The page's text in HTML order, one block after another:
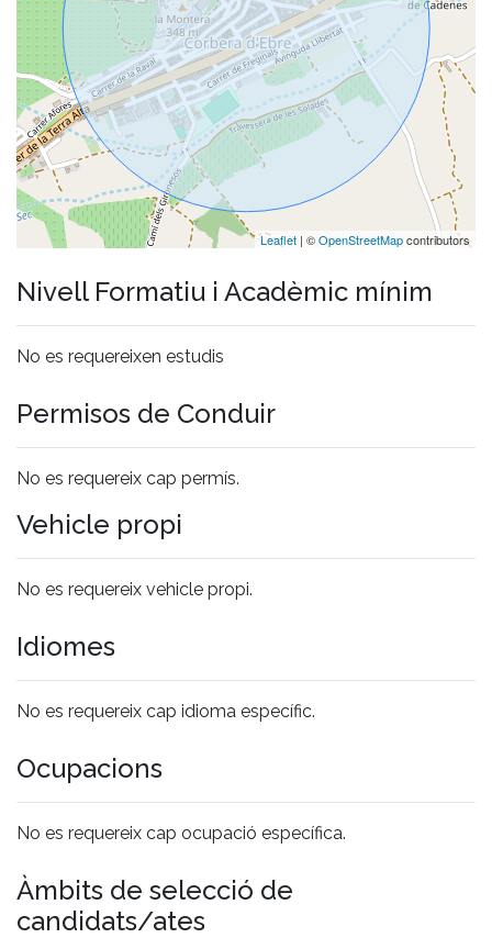
Leaflet | ©OpenStreetMapcontributors
Nivell Formatiu i Acadèmic mínim
No es requereixen estudis
Permisos de Conduir
No es requereix cap permís.
Vehicle propi
No es requereix vehicle propi.
Idiomes
No es requereix cap idioma específic.
Ocupacions
No es requereix cap ocupació específica.
Àmbits de selecció de
candidats/ates